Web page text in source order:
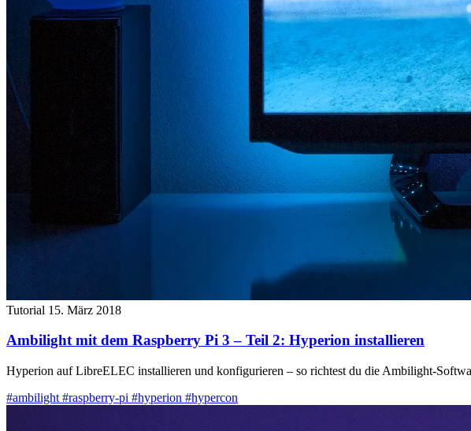
Tutorial 15. März 2018
Ambilight mit dem Raspberry Pi 3 – Teil 2: Hyperion installieren
Hyperion auf LibreELEC installieren und konfigurieren – so richtest du die Ambilight-
#ambilight #raspberry-pi #hyperion #hypercon